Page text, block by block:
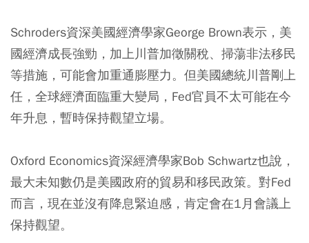
Schroders資深美國經濟學家George Brown表示，美
國經濟成長強勁，加上川普加徵關稅、掃蕩非法移民
等措施，可能會加重通膨壓力。但美國總統川普剛上
任，全球經濟面臨重大變局，Fed官員不太可能在今
年升息，暫時保持觀望立場。
Oxford Economics資深經濟學家Bob Schwartz也說，
最大未知數仍是美國政府的貿易和移民政策。對Fed
而言，現在並沒有降息緊迫感，肯定會在1月會議上
保持觀望。